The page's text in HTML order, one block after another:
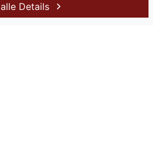
alle Details